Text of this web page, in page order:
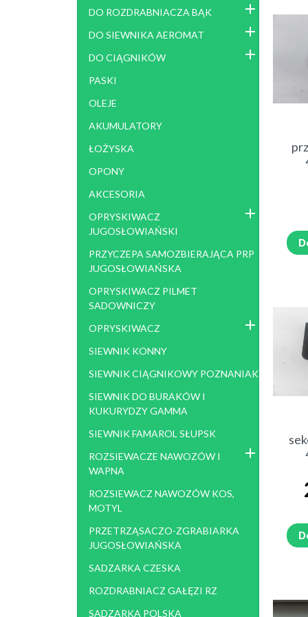
POMPA BM 65/30 I CZĘŚCI
WAPNA
ROZSIEWACZ RNP
ROZSIEWACZ RCW 3
ROZSIEWACZ JARMET
ROZSIEWACZ RNZ , LEJEK
ŁADOWACZ UNHZ
KOSIARKA ROTACYJNA POLSKA
1,65, 1,85
KOMBAJN ZIEMNIACZANY
BOLKO, KARLIK
KOMBAJN BURACZANY NEPTUN
POSEJDON KLEINE STOLL
KULTYWATOR AGREGAT BRONA
GLEBOGRYZARKA
ROZRZUTNIK OBORNIKA
ROSYJSKI
DO ROZDRABNIACZA BĄK
DO SIEWNIKA AEROMAT
DO CIĄGNIKÓW
PASKI
OLEJE
AKUMULATORY
ŁOŻYSKA
OPONY
AKCESORIA
OPRYSKIWACZ
JUGOSŁOWIAŃSKI
PRZYCZEPA SAMOZBIERAJĄCA PRP
JUGOSŁOWIAŃSKA
OPRYSKIWACZ PILMET
SADOWNICZY
OPRYSKIWACZ
SIEWNIK KONNY
SIEWNIK CIĄGNIKOWY POZNANIAK
SIEWNIK DO BURAKÓW I
KUKURYDZY GAMMA
SIEWNIK FAMAROL SŁUPSK
ROZSIEWACZE NAWOZÓW I
WAPNA
ROZSIEWACZ NAWOZÓW KOS,
MOTYL
PRZETRZĄSACZO-ZGRABIARKA
JUGOSŁOWIAŃSKA
SADZARKA CZESKA
ROZDRABNIACZ GAŁĘZI RZ
SADZARKA POLSKA